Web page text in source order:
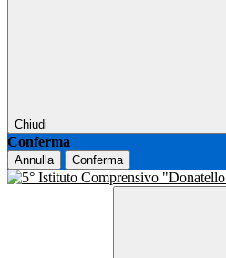
Chiudi
Conferma
Annulla Conferma